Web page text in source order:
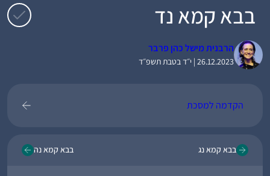
בבא קמא נד
הרבנית מישל כהן פרבר
26.12.2023 | י״ד בטבת תשפ״ד
הקדמה למסכת
בבא קמא נג בבא קמא נה